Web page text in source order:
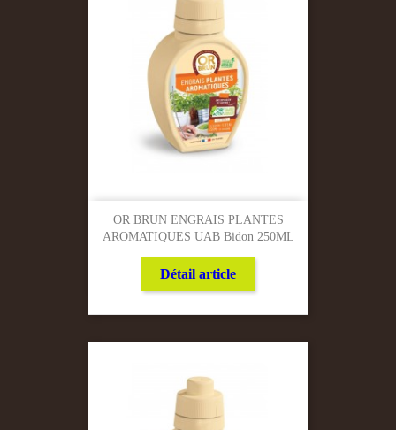
OR BRUN ENGRAIS PLANTES
AROMATIQUES UAB Bidon 250ML
Détail article